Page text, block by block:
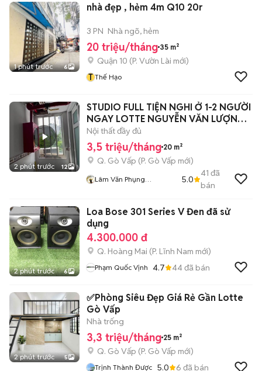
1 phút trước 6
nhà đẹp , hẻm 4m Q10 20r
3 PN Nhà ngõ, hẻm
20 triệu/tháng 35 m²
Quận 10 (P. Vườn Lài mới)
T Thế Hạo
2 phút trước 12
STUDIO FULL TIỆN NGHI Ở 1-2 NGƯỜI
NGAY LOTTE NGUYỄN VĂN LƯỢNG
🔥
Nội thất đầy đủ
3,5 triệu/tháng 20 m²
Q. Gò Vấp (P. Gò Vấp mới)
Lâm Văn Phụng
5.0
41 đã
bán
2 phút trước 6
Loa Bose 301 Series V Đen đã sử
dụng
4.300.000 đ
Q. Hoàng Mai (P. Lĩnh Nam mới)
Phạm Quốc Vịnh 4.7 44đã bán
2 phút trước 5
✅Phòng Siêu Đẹp Giá Rẻ Gần Lotte
Gò Vấp
Nhà trống
3,3 triệu/tháng 25 m²
Q. Gò Vấp (P. Gò Vấp mới)
Trịnh Thành Được 5.0 6 đã bán